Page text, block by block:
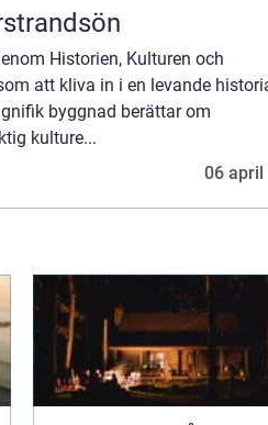
Historien, Kulturen och
att kliva in i en levande
byggnad berättar om
kulture...
06 april